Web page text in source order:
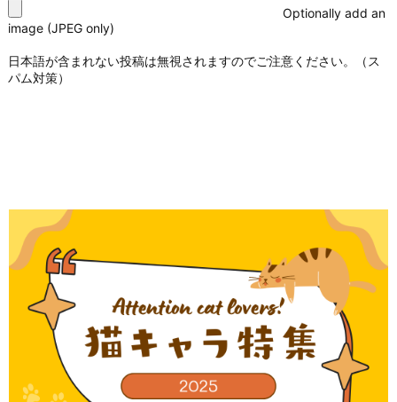
Optionally add an
image (JPEG only)
日本語が含まれない投稿は無視されますのでご注意ください。（ス
パム対策）